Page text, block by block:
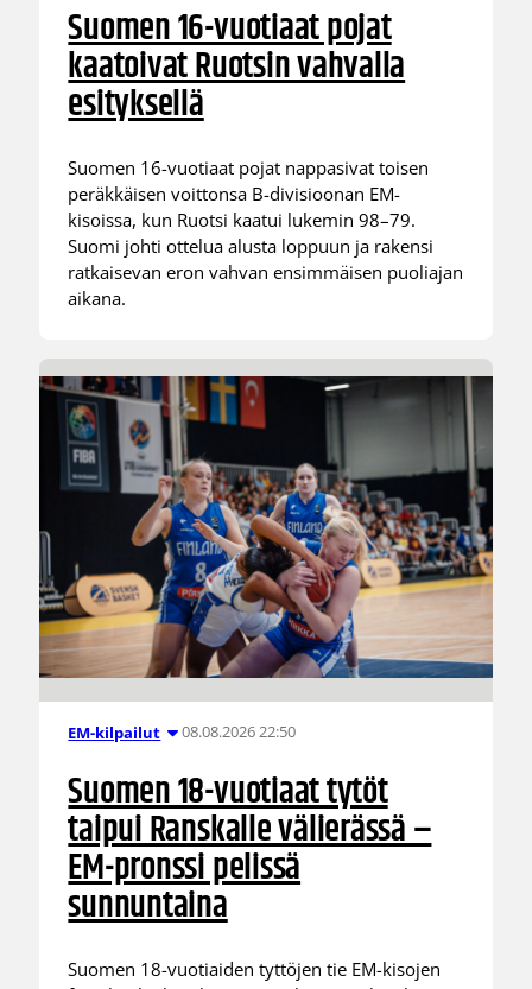
Suomen 16-vuotiaat pojat
kaatoivat Ruotsin vahvalla
esityksellä
Suomen 16-vuotiaat pojat nappasivat toisen
peräkkäisen voittonsa B-divisioonan EM-
kisoissa, kun Ruotsi kaatui lukemin 98–79.
Suomi johti ottelua alusta loppuun ja rakensi
ratkaisevan eron vahvan ensimmäisen puoliajan
aikana.
EM-kilpailut 08.08.2026 22:50
Suomen 18-vuotiaat tytöt
taipui Ranskalle välierässä –
EM-pronssi pelissä
sunnuntaina
Suomen 18-vuotiaiden tyttöjen tie EM-kisojen